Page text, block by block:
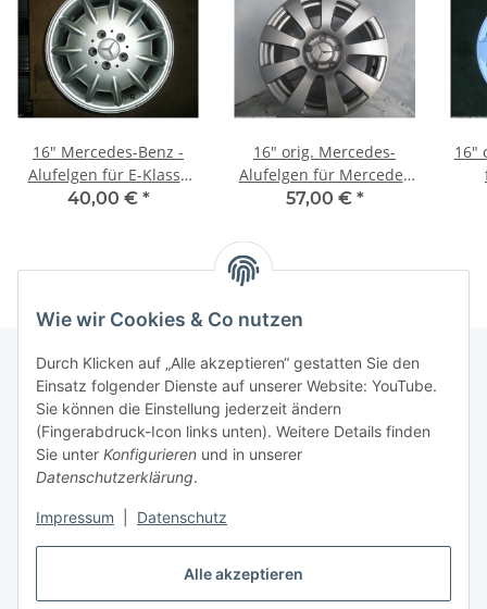
Alle akzeptieren
Wie wir Cookies & Co nutzen
Durch Klicken auf „Alle akzeptieren“ gestatten Sie den
Einsatz folgender Dienste auf unserer Website: YouTube.
Sie können die Einstellung jederzeit ändern
(Fingerabdruck-Icon links unten). Weitere Details finden
Sie unter Konfigurieren und in unserer
Datenschutzerklärung.
Impressum Datenschutz
16" Mercedes-Benz -
Alufelgen für E-Klasse
W210
40,00 € *
16" orig. Mercedes-
Alufelgen für Mercedes
E-Klasse (W212)
57,00 € *
16"
Informationen
Gesetzliche Informationen